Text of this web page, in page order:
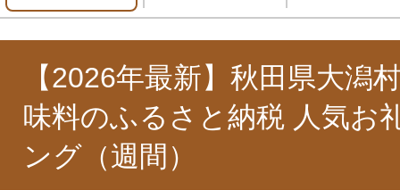
【2026年最新】秋田県大潟
味料のふるさと納税 人気お
ング（週間）